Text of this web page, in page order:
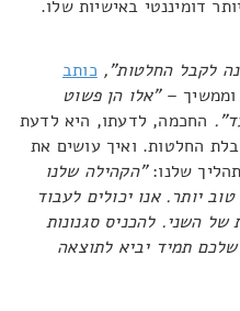
דומיננטי באישיות שלו.
לקבל החלטות", כותב
–"אלו הן פשוט
החכמה, לדעתו, היא לדעת
החלטות. ואיך עושים את
שלנו:"הקהילה שלנו
יותר. אנו יכולים לעבוד
השני. להכניס סגנונות
תמיד יביא לתוצאה